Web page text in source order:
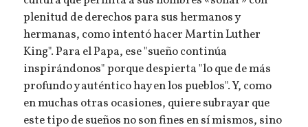
plenitud de derechos para sus hermanos y
hermanas, como intentó hacer Martin Luther
King". Para el Papa, ese "sueño continúa
inspirándonos" porque despierta "lo que de más
profundo y auténtico hay en los pueblos". Y, como
en muchas otras ocasiones, quiere subrayar que
este tipo de sueños no son fines en sí mismos, sino